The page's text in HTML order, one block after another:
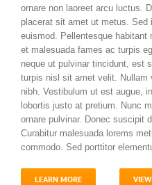
ornare non laoreet arcu luctus.
placerat sit amet ut metus. Sed
euismod. Pellentesque
et malesuada fames ac turpis
neque ut pulvinar tincidunt, est
turpis nisl sit amet velit. Nullam
nibh. Vestibulum ut est augue,
lobortis justo at pretium. Nunc
ornare pulvinar. Donec suscipit
Curabitur malesuada lorems
commodo. Sed porttitor
LEARN MORE